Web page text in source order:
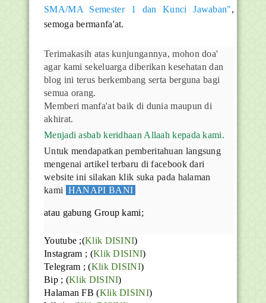
SMA/MA Semester 1 dan Kunci Jawaban",
semoga bermanfa'at.
Terimakasih atas kunjungannya, mohon doa'
agar kami sekeluarga diberikan kesehatan dan
blog ini terus berkembang serta berguna bagi
semua orang.
Memberi manfa'at baik di dunia maupun di
akhirat.
Menjadi asbab keridhaan Allaah kepada kami.
Untuk mendapatkan pemberitahuan langsung
mengenai artikel terbaru di facebook dari
website ini silakan klik suka pada halaman
kami HANAPI BANI
atau gabung Group kami;
Youtube ;(Klik DISINI)
Instagram ; (Klik DISINI)
Telegram ;(Klik DISINI)
Bip ; (Klik DISINI)
Halaman FB(Klik DISINI)